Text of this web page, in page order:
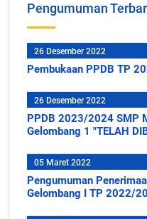
Pengumuman
26 Desember 2022
Pembukaan PPDB TP
26 Desember 2022
PPDB 2023/2024 SMP
Gelombang 1 "TELAH
05 Maret 2022
Pengumuman
Gelombang I TP 2022/